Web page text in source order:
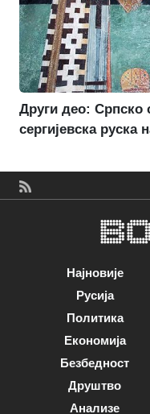
Други део: Српско
сергијевска руска
Најновије
Русија
Политика
Економија
Безбедност
Друштво
Анализе